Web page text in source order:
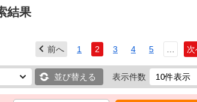
結果
前へ 1 2 3 4 5
並び替える 表示件数